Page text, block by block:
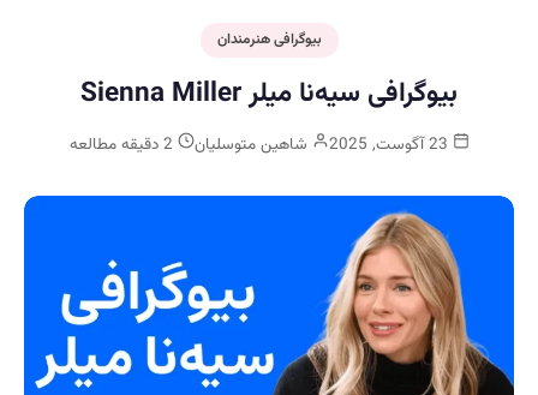
بیوگرافی هنرمندان
بیوگرافی سیه‌نا میلر Sienna Miller
شاهین متوسلیان